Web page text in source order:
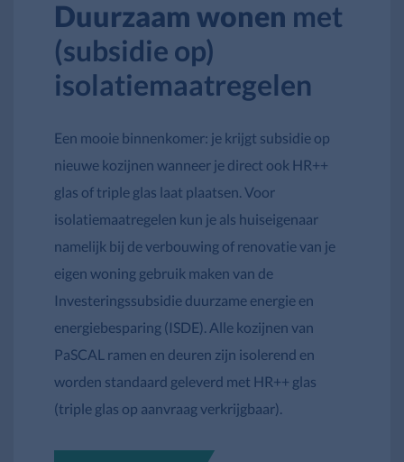
Duurzaam wonen met
(subsidie op)
isolatiemaatregelen
Een mooie binnenkomer: je krijgt subsidie op
nieuwe kozijnen wanneer je direct ook HR++
glas of triple glas laat plaatsen. Voor
isolatiemaatregelen kun je als huiseigenaar
namelijk bij de verbouwing of renovatie van je
eigen woning gebruik maken van de
Investeringssubsidie duurzame energie en
energiebesparing (ISDE). Alle kozijnen van
PaSCAL ramen en deuren zijn isolerend en
worden standaard geleverd met HR++ glas
(triple glas op aanvraag verkrijgbaar).